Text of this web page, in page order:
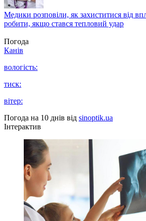
Медики розповіли, як захиститися від
робити, якщо стався тепловий удар
Погода
Канів
вологість:
тиск:
вітер:
Погода на 10 днів від sinoptik.ua
Інтерактив